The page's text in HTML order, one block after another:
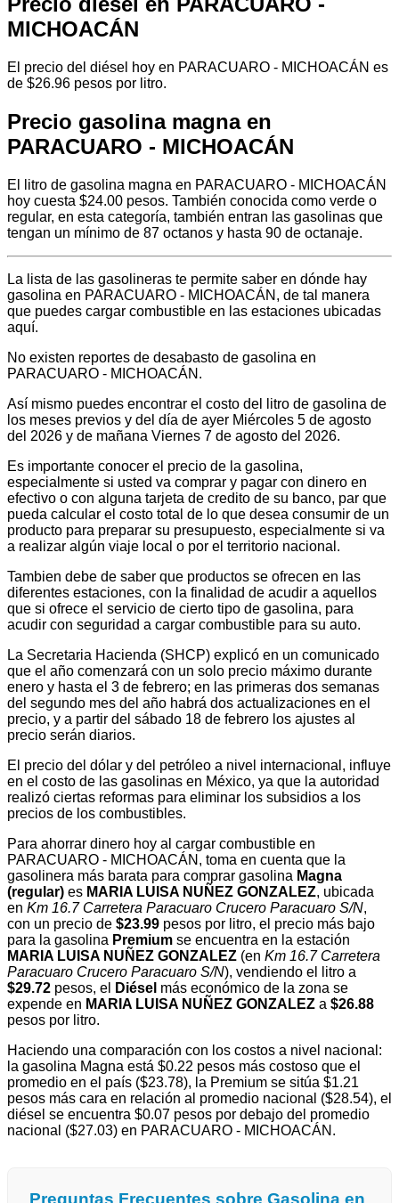
MICHOACÁN
El precio del diésel hoy en PARACUARO - MICHOACÁN es
de $26.96 pesos por litro.
Precio gasolina magna en
PARACUARO - MICHOACÁN
El litro de gasolina magna en PARACUARO - MICHOACÁN
hoy cuesta $24.00 pesos. También conocida como verde o
regular, en esta categoría, también entran las gasolinas que
tengan un mínimo de 87 octanos y hasta 90 de octanaje.
La lista de las gasolineras te permite saber en dónde hay
gasolina en PARACUARO - MICHOACÁN, de tal manera
que puedes cargar combustible en las estaciones ubicadas
aquí.
No existen reportes de desabasto de gasolina en
PARACUARO - MICHOACÁN.
Así mismo puedes encontrar el costo del litro de gasolina de
los meses previos y del día de ayer Miércoles 5 de agosto
del 2026 y de mañana Viernes 7 de agosto del 2026.
Es importante conocer el precio de la gasolina,
especialmente si usted va comprar y pagar con dinero en
efectivo o con alguna tarjeta de credito de su banco, par que
pueda calcular el costo total de lo que desea consumir de un
producto para preparar su presupuesto, especialmente si va
a realizar algún viaje local o por el territorio nacional.
Tambien debe de saber que productos se ofrecen en las
diferentes estaciones, con la finalidad de acudir a aquellos
que si ofrece el servicio de cierto tipo de gasolina, para
acudir con seguridad a cargar combustible para su auto.
La Secretaria Hacienda (SHCP) explicó en un comunicado
que el año comenzará con un solo precio máximo durante
enero y hasta el 3 de febrero; en las primeras dos semanas
del segundo mes del año habrá dos actualizaciones en el
precio, y a partir del sábado 18 de febrero los ajustes al
precio serán diarios.
El precio del dólar y del petróleo a nivel internacional, influye
en el costo de las gasolinas en México, ya que la autoridad
realizó ciertas reformas para eliminar los subsidios a los
precios de los combustibles.
Para ahorrar dinero hoy al cargar combustible en
PARACUARO - MICHOACÁN, toma en cuenta que la
gasolinera más barata para comprar gasolina Magna
(regular) es MARIA LUISA NUÑEZ GONZALEZ, ubicada
en Km 16.7 Carretera Paracuaro Crucero Paracuaro S/N,
con un precio de $23.99 pesos por litro, el precio más bajo
para la gasolina Premium se encuentra en la estación
MARIA LUISA NUÑEZ GONZALEZ (en Km 16.7 Carretera
Paracuaro Crucero Paracuaro S/N), vendiendo el litro a
$29.72 pesos, el Diésel más económico de la zona se
expende en MARIA LUISA NUÑEZ GONZALEZ a $26.88
pesos por litro.
Haciendo una comparación con los costos a nivel nacional:
la gasolina Magna está $0.22 pesos más costoso que el
promedio en el país ($23.78), la Premium se sitúa $1.21
pesos más cara en relación al promedio nacional ($28.54), el
diésel se encuentra $0.07 pesos por debajo del promedio
nacional ($27.03) en PARACUARO - MICHOACÁN.
Preguntas Frecuentes sobre Gasolina en